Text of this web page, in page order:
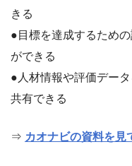
きる
●目標を達成するため
ができる
●人材情報や評価デー
共有できる
⇒ カオナビの資料を見